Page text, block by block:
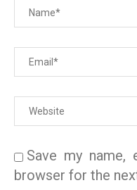
Save my name,
browser for the